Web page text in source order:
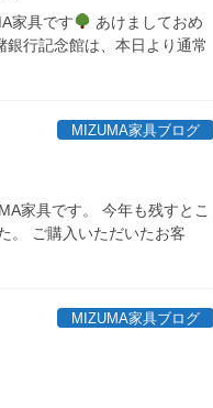
家具です
あけましておめ
行記念館は、本日より通常
MIZUMA家具ブログ
家具です。 今年も残すとこ
。 ご購入いただいたお客
MIZUMA家具ブログ